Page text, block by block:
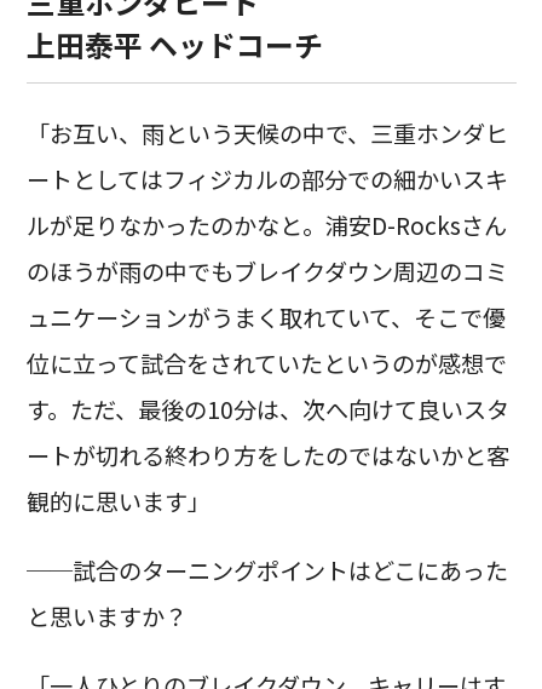
上田泰平 ヘッドコーチ
「お互い、雨という天候の中で、三重ホンダヒ
ートとしてはフィジカルの部分での細かいスキ
ルが足りなかったのかなと。浦安D-Rocksさん
のほうが雨の中でもブレイクダウン周辺のコミ
ュニケーションがうまく取れていて、そこで優
位に立って試合をされていたというのが感想で
す。ただ、最後の10分は、次へ向けて良いスタ
ートが切れる終わり方をしたのではないかと客
観的に思います」
──試合のターニングポイントはどこにあった
と思いますか？